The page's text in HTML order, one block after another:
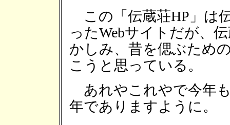
この「伝蔵荘HP」は
ったWebサイトだが、
かしみ、昔を偲ぶため
こうと思っている。
あれやこれやで今年
年でありますように。